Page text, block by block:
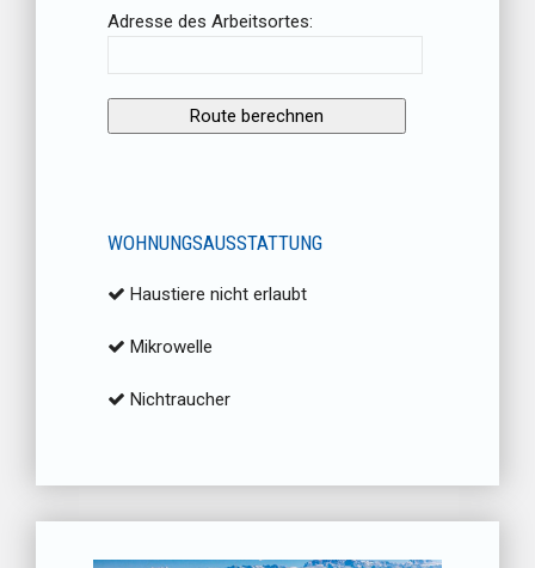
Adresse des Arbeitsortes:
WOHNUNGSAUSSTATTUNG
Haustiere nicht erlaubt
Mikrowelle
Nichtraucher